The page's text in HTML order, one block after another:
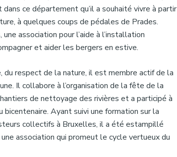
ce département qu’il a souhaité vivre à partir
à quelques coups de pédales de Prades.
association pour l’aide à l’installation
et aider les bergers en estive.
respect de la nature, il est membre actif de la
Il collabore à l’organisation de la fête de la
de nettoyage des rivières et a participé à
bicentenaire. Ayant suivi une formation sur la
collectifs à Bruxelles, il a été estampillé
association qui promeut le cycle vertueux du